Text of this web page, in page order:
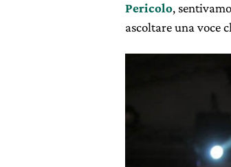
Pericolo,
ascoltare una voce